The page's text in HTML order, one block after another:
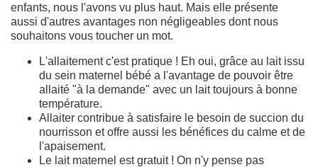
enfants, nous l'avons vu plus haut. Mais elle présente
aussi d'autres avantages non négligeables dont nous
souhaitons vous toucher un mot.
L'allaitement c'est pratique ! Eh oui, grâce au lait issu
du sein maternel bébé a l'avantage de pouvoir être
allaité "à la demande" avec un lait toujours à bonne
température.
Allaiter contribue à satisfaire le besoin de succion du
nourrisson et offre aussi les bénéfices du calme et de
l'apaisement.
Le lait maternel est gratuit ! On n'y pense pas